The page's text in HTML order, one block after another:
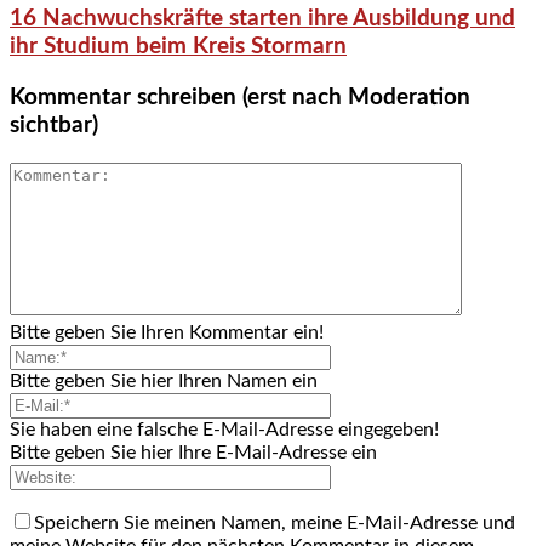
16 Nachwuchskräfte starten ihre Ausbildung und
ihr Studium beim Kreis Stormarn
Kommentar schreiben (erst nach Moderation
sichtbar)
Bitte geben Sie Ihren Kommentar ein!
Bitte geben Sie hier Ihren Namen ein
Sie haben eine falsche E-Mail-Adresse eingegeben!
Bitte geben Sie hier Ihre E-Mail-Adresse ein
Speichern Sie meinen Namen, meine E-Mail-Adresse und